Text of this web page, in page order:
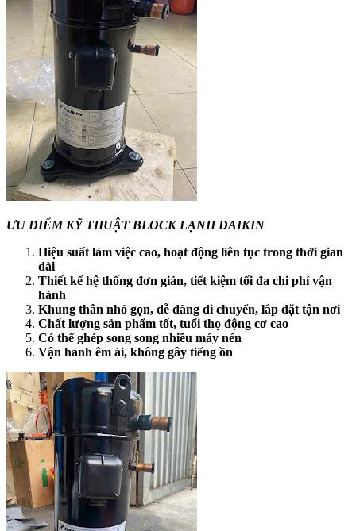
ƯU ĐIỂM KỸ THUẬT BLOCK LẠNH DAIKIN
Hiệu suất làm việc cao, hoạt động liên tục trong thời gian
dài
Thiết kế hệ thống đơn giản, tiết kiệm tối đa chi phí vận
hành
Khung thân nhỏ gọn, dễ dàng di chuyển, lắp đặt tận nơi
Chất lượng sản phẩm tốt, tuổi thọ động cơ cao
Có thể ghép song song nhiều máy nén
Vận hành êm ái, không gây tiếng ồn